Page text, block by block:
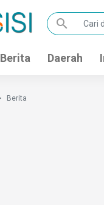
search
Berita Daerah
Berita